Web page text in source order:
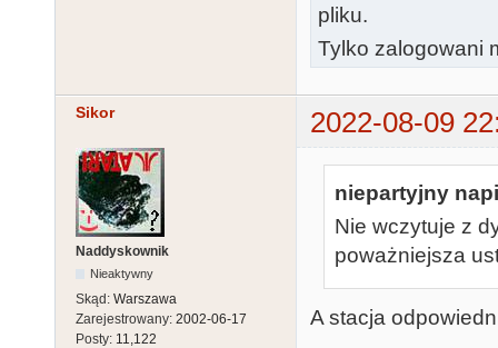
pliku.
Tylko zalogowani
Sikor 2022-08-09
Naddyskownik
Nieaktywny
Skąd: Warszawa
Zarejestrowany: 2002-06-17
Posty: 11,122
niepartyjny
Nie wczytuje z
poważniejsza
A stacja